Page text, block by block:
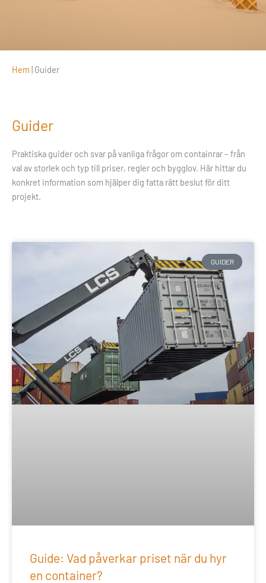
Hem | Guider
Guider
Praktiska guider och svar på vanliga frågor om containrar – från
val av storlek och typ till priser, regler och bygglov. Här hittar du
konkret information som hjälper dig fatta rätt beslut för ditt
projekt.
GUIDER
Guide: Vad påverkar priset när du hyr
en container?
SidaSida